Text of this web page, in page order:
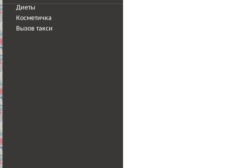
Диеты
Косметичка
Вызов такси